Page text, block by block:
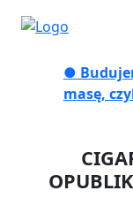
●
masę,